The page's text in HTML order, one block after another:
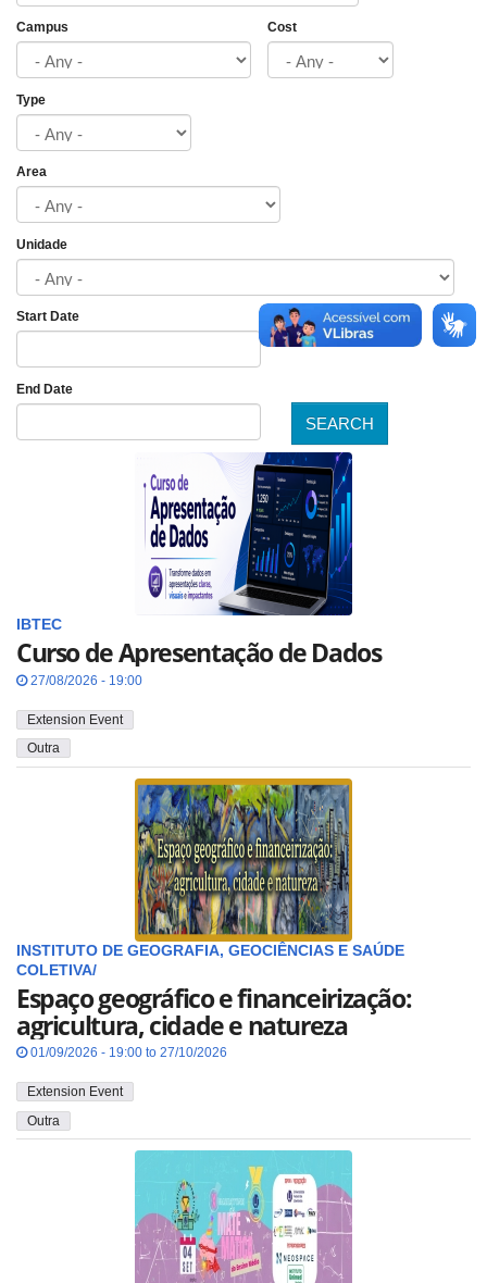
Campus Cost
Type
Area
Unidade
Start Date
End Date
SEARCH
IBTEC
Curso de Apresentação de Dados
27/08/2026 - 19:00
Extension Event
Outra
INSTITUTO DE GEOGRAFIA, GEOCIÊNCIAS E SAÚDE
COLETIVA/
Espaço geográfico e financeirização:
agricultura, cidade e natureza
01/09/2026 - 19:00 to 27/10/2026
Extension Event
Outra